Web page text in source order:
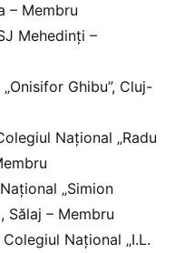
– Membru
Mehedinți –
Ghibu”, Cluj-
Național „Radu
„Simion
Sălaj – Membru
Colegiul Național „I.L.